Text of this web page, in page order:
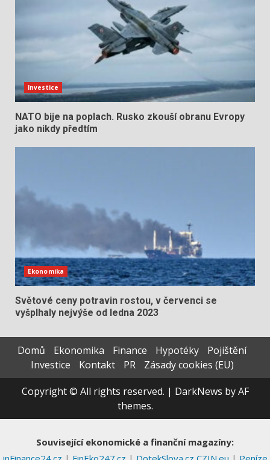
Investice
NATO bije na poplach. Rusko zkouší obranu Evropy
jako nikdy předtím
Ekonomika
Světové ceny potravin rostou, v červenci se
vyšplhaly nejvýše od ledna 2023
Domů Ekonomika Finance Hypotéky
Pojištění
Investice
Kontakt PR
Zásady cookies (EU)
Copyright © All rights reserved. | DarkNews by AF
themes.
Související ekonomické a finanční magazíny: